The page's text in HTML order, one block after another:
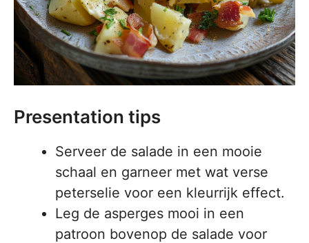
Presentation tips
Serveer de salade in een mooie
schaal en garneer met wat verse
peterselie voor een kleurrijk effect.
Leg de asperges mooi in een
patroon bovenop de salade voor